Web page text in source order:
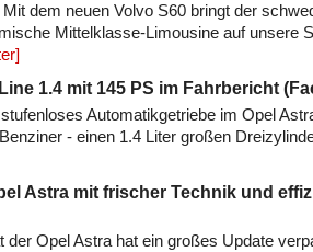
dem neuen Volvo S60 bringt der
Mittelklasse-Limousine auf unsere
1.4 mit 145 PS im Fahrbericht
Automatikgetriebe im Opel
- einen 1.4 Liter großen
Astra mit frischer Technik und
der Opel Astra hat ein großes Update